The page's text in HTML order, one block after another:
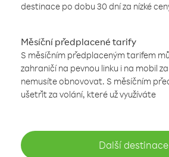
destinace po dobu 30 dní za nízké
Měsíční předplacené tarify
S měsíčním předplaceným tarifem
zahraničí na pevnou linku i na mobil
nemusíte obnovovat. S měsíčním
ušetřit za volání, které už využíváte
Další destinace